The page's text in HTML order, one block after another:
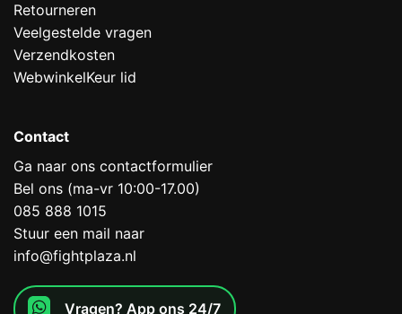
Retourneren
Veelgestelde vragen
Verzendkosten
WebwinkelKeur lid
Contact
Ga naar ons contactformulier
Bel ons (ma-vr 10:00-17.00)
085 888 1015
Stuur een mail naar
info@fightplaza.nl
Vragen? App ons 24/7